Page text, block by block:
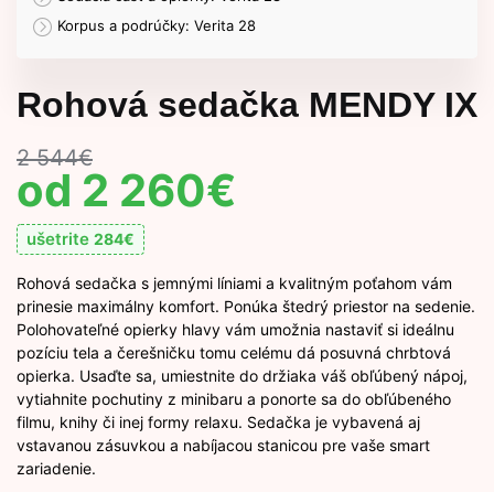
Korpus a podrúčky: Verita 28
Rohová sedačka MENDY IX
2 544€
2 260€
ušetrite 284€
Rohová sedačka s jemnými líniami a kvalitným poťahom vám
prinesie maximálny komfort. Ponúka štedrý priestor na sedenie.
Polohovateľné opierky hlavy vám umožnia nastaviť si ideálnu
pozíciu tela a čerešničku tomu celému dá posuvná chrbtová
opierka. Usaďte sa, umiestnite do držiaka váš obľúbený nápoj,
vytiahnite pochutiny z minibaru a ponorte sa do obľúbeného
filmu, knihy či inej formy relaxu. Sedačka je vybavená aj
vstavanou zásuvkou a nabíjacou stanicou pre vaše smart
zariadenie.